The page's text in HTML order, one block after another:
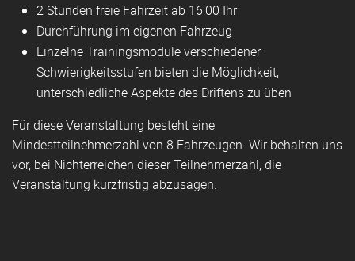
2 Stunden freie Fahrzeit ab 16:00 Ihr
Durchführung im eigenen Fahrzeug
Einzelne Trainingsmodule verschiedener
Schwierigkeitsstufen bieten die Möglichkeit,
unterschiedliche Aspekte des Driftens zu üben
Für diese Veranstaltung besteht eine
Mindestteilnehmerzahl von 8 Fahrzeugen. Wir behalten uns
vor, bei Nichterreichen dieser Teilnehmerzahl, die
Veranstaltung kurzfristig abzusagen.